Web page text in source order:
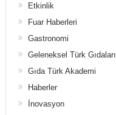
Etkinlik
Fuar Haberleri
Gastronomi
Geleneksel Türk Gıdaları
Gıda Türk Akademi
Haberler
İnovasyon